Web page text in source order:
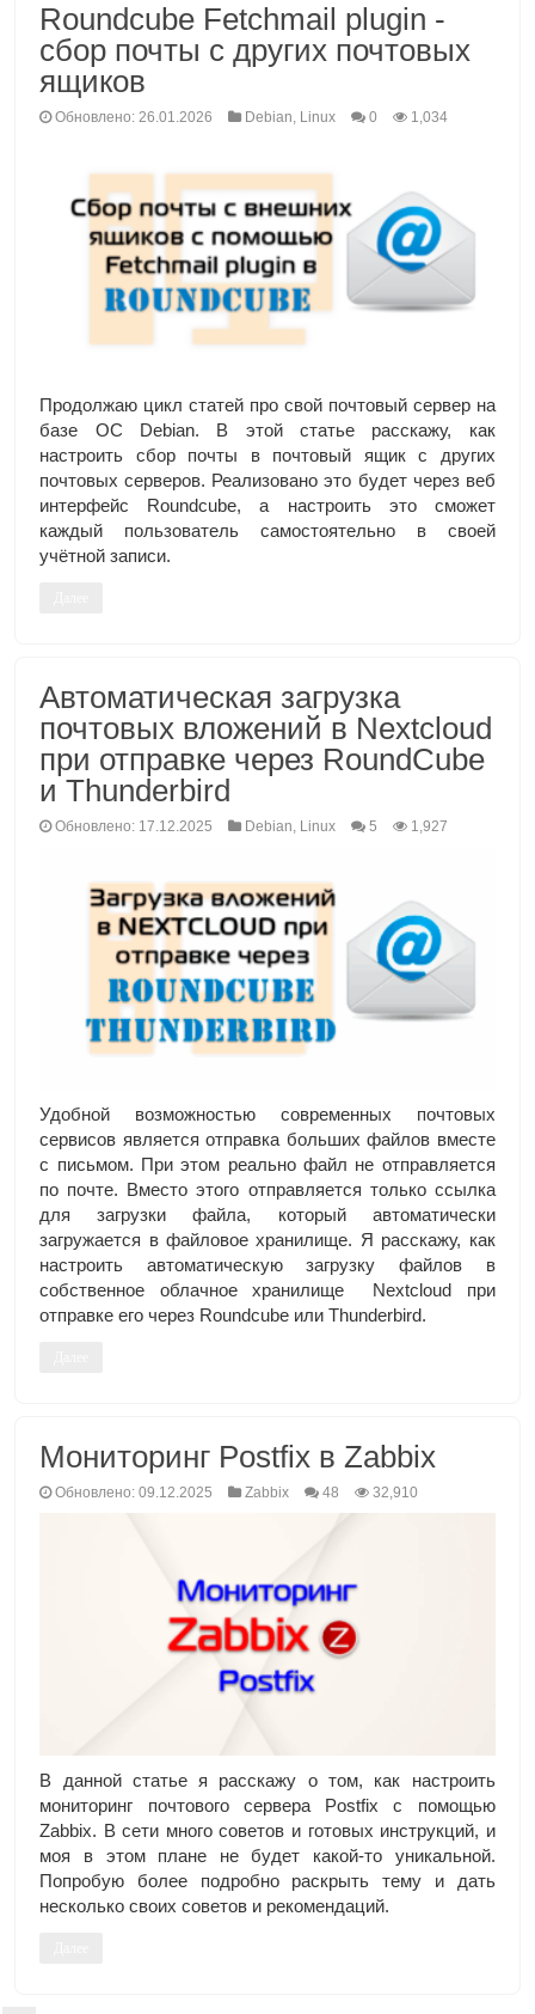
Roundcube Fetchmail plugin -
сбор почты с других почтовых
ящиков
Обновлено: 26.01.2026 Debian, Linux 0 1,034
Продолжаю цикл статей про свой почтовый сервер на
базе ОС Debian. В этой статье расскажу, как
настроить сбор почты в почтовый ящик с других
почтовых серверов. Реализовано это будет через веб
интерфейс Roundcube, а настроить это сможет
каждый пользователь самостоятельно в своей
учётной записи.
Автоматическая загрузка
почтовых вложений в Nextcloud
при отправке через RoundCube
и Thunderbird
Обновлено: 17.12.2025 Debian, Linux 5 1,927
Удобной возможностью современных почтовых
сервисов является отправка больших файлов вместе
с письмом. При этом реально файл не отправляется
по почте. Вместо этого отправляется только ссылка
для загрузки файла, который автоматически
загружается в файловое хранилище. Я расскажу, как
настроить автоматическую загрузку файлов в
собственное облачное хранилище Nextcloud при
отправке его через Roundcube или Thunderbird.
Мониторинг Postfix в Zabbix
Обновлено: 09.12.2025 Zabbix 48 32,910
В данной статье я расскажу о том, как настроить
мониторинг почтового сервера Postfix с помощью
Zabbix. В сети много советов и готовых инструкций, и
моя в этом плане не будет какой-то уникальной.
Попробую более подробно раскрыть тему и дать
несколько своих советов и рекомендаций.